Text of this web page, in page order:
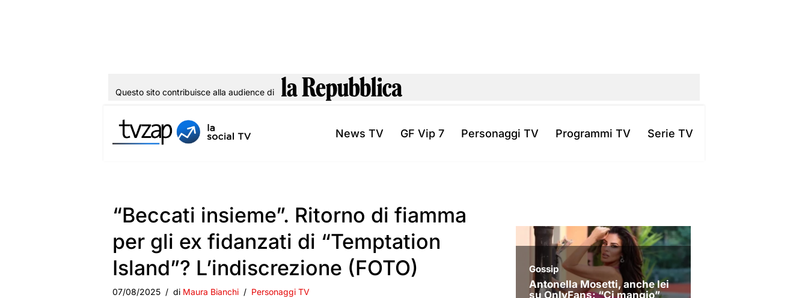
al
Questo sito contribuisce alla audience di
News TV GF Vip 7 Personaggi TV Programmi TV Serie TV
“Beccati insieme”. Ritorno di fiamma
per gli ex fidanzati di “Temptation
Island”? L’indiscrezione (FOTO)
07/08/2025 di Maura Bianchi Personaggi TV